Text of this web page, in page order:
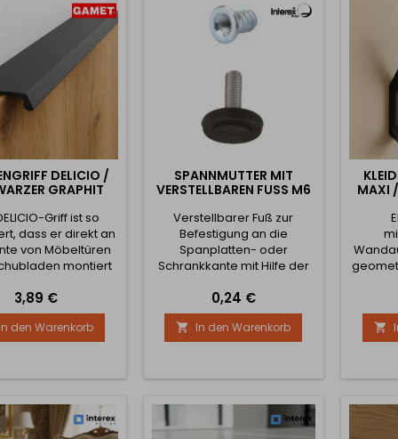
von der
der Wand oder
des...
Hauptmerkmale des
Produkts: Hergestellt aus
hochwertigem...
DELICIO /
GRAPHIT
Griff ist so
dass er direkt an
von Möbeltüren
montiert
sauberes und
ohne
herkömmliche
ist. Seine
Metallkonstruktion
ihn praktisch,
Preis
3,89 €
In den Warenkorb
SPANNMUTTER MIT
VERSTELLBAREN FUSS M6
Verstellbarer Fuß zur
Befestigung an die
Spanplatten- oder
Schrankkante mit Hilfe der
Preis
0,24 €
 In den Warenkorb
MAXI
